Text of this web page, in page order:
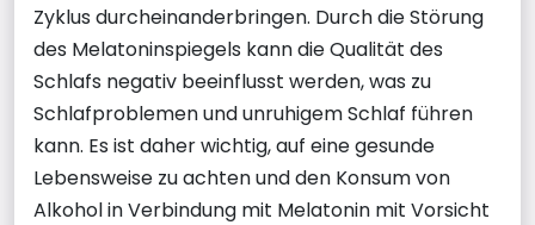
Zyklus durcheinanderbringen. Durch die Störung
des Melatoninspiegels kann die Qualität des
Schlafs negativ beeinflusst werden, was zu
Schlafproblemen und unruhigem Schlaf führen
kann. Es ist daher wichtig, auf eine gesunde
Lebensweise zu achten und den Konsum von
Alkohol in Verbindung mit Melatonin mit Vorsicht